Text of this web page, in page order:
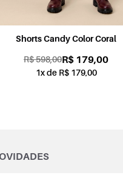
Coral
179,00